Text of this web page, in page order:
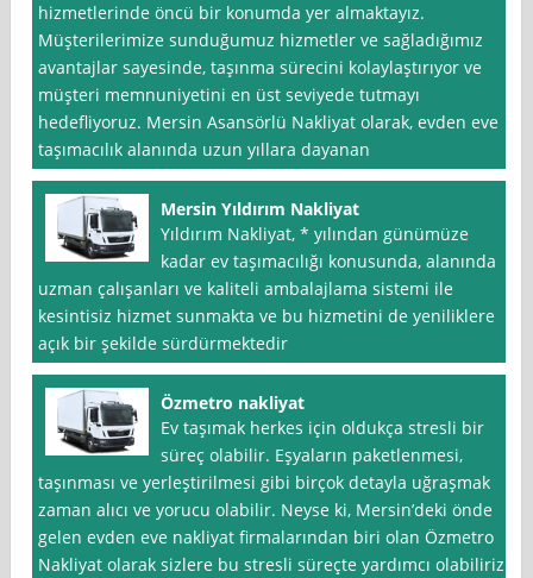
hizmetlerinde öncü bir konumda yer almaktayız.
Müşterilerimize sunduğumuz hizmetler ve sağladığımız
avantajlar sayesinde, taşınma sürecini kolaylaştırıyor ve
müşteri memnuniyetini en üst seviyede tutmayı
hedefliyoruz. Mersin Asansörlü Nakliyat olarak, evden eve
taşımacılık alanında uzun yıllara dayanan
Mersin Yıldırım Nakliyat
Yıldırım Nakliyat, * yılından günümüze
kadar ev taşımacılığı konusunda, alanında
uzman çalışanları ve kaliteli ambalajlama sistemi ile
kesintisiz hizmet sunmakta ve bu hizmetini de yeniliklere
açık bir şekilde sürdürmektedir
Özmetro nakliyat
Ev taşımak herkes için oldukça stresli bir
süreç olabilir. Eşyaların paketlenmesi,
taşınması ve yerleştirilmesi gibi birçok detayla uğraşmak
zaman alıcı ve yorucu olabilir. Neyse ki, Mersin’deki önde
gelen evden eve nakliyat firmalarından biri olan Özmetro
Nakliyat olarak sizlere bu stresli süreçte yardımcı olabiliriz.